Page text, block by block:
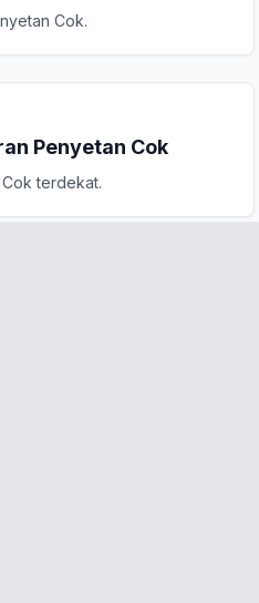
Cok.
Penyetan Cok
terdekat.